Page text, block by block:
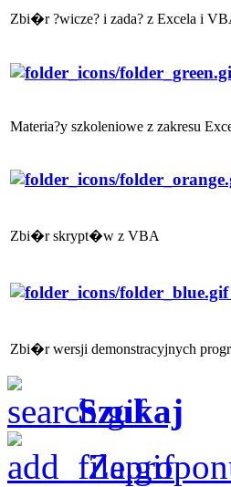
Zbi�r ?wicze? i zada? z Excela i
Materia?y szkoleniowe z zakresu
Zbi�r skrypt�w z VBA
Zbi�r wersji demonstracyjnych
Szukaj